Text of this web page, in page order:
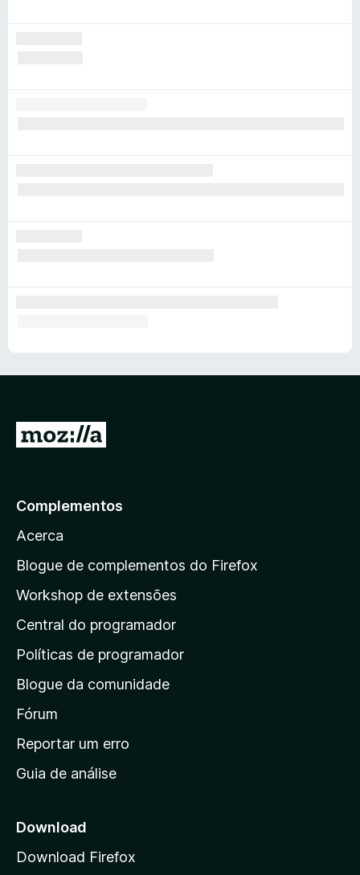
a
a
a
á
g
i
a
i
n
c
a
d
Complementos
Acerca
Blogue de complementos do Firefox
Workshop de extensões
Central do programador
Políticas de programador
Blogue da comunidade
Fórum
Reportar um erro
Guia de análise
Download
Download Firefox